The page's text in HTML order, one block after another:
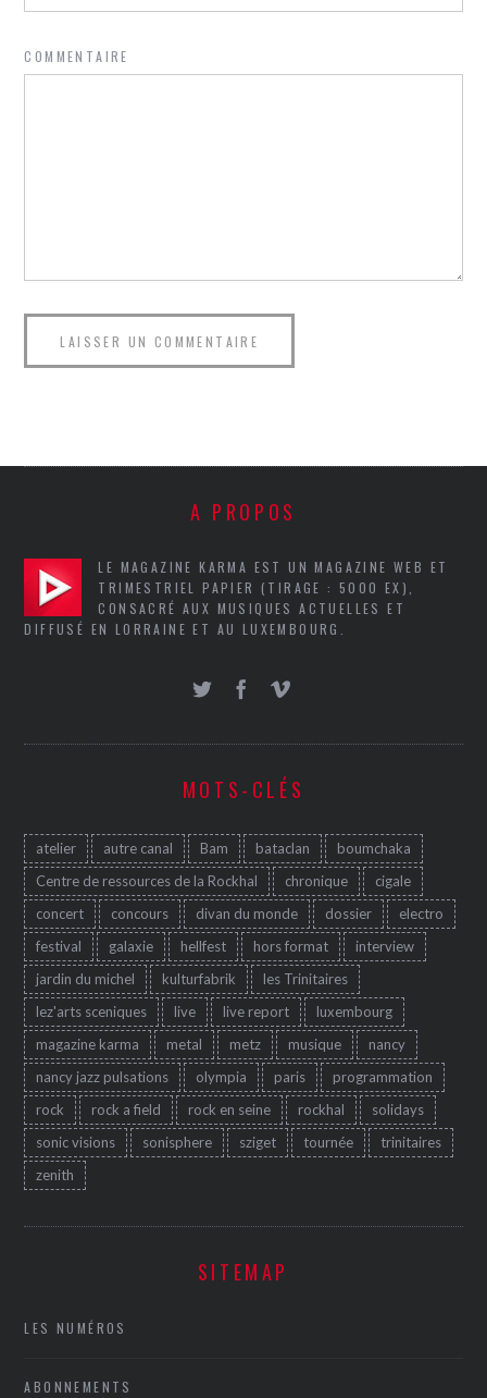
COMMENTAIRE
A PROPOS
LE MAGAZINE KARMA EST UN MAGAZINE WEB ET
TRIMESTRIEL PAPIER (TIRAGE : 5000 EX),
CONSACRÉ AUX MUSIQUES ACTUELLES ET
DIFFUSÉ EN LORRAINE ET AU LUXEMBOURG.
MOTS-CLÉS
atelier autre canal Bam bataclan
boumchaka
Centre de ressources de la Rockhal
chronique
cigale
concert
concours divan du monde dossier
electro
festival
galaxie hellfest hors format
interview
jardin du michel
kulturfabrik
les Trinitaires
lez'arts sceniques
live live report
luxembourg
magazine karma
metal metz musique
nancy
nancy jazz pulsations
olympia paris
programmation
rock
rock a field rock en seine rockhal
solidays
sonic visions
sonisphere sziget tournée
trinitaires
zenith
SITEMAP
LES NUMÉROS
ABONNEMENTS